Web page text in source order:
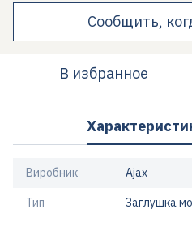
Сообщить,
В избранное
Виробник Ajax
Тип Заглушка